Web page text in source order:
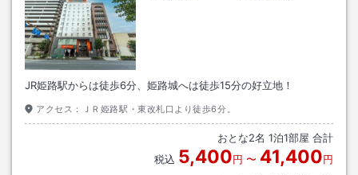
JR姫路駅からは徒歩6分、姫路城へは徒歩15分の好立地！
アクセス： ＪＲ姫路駅・東改札口より徒歩6分。
おとな2名 1泊1部屋 合計
税込 5,400円 〜 41,400円